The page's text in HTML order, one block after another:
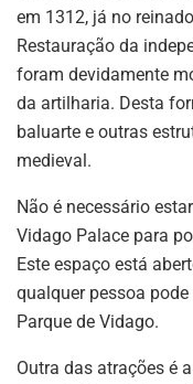
em 1312, já no
Restauração da
foram devidamente
da artilharia. Desta
baluarte e outras
medieval.
Não é necessário
Vidago Palace para
Este espaço está
qualquer pessoa
Parque de Vidago.
Outra das atrações é